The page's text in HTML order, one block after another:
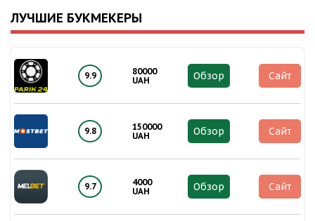
ЛУЧШИЕ БУКМЕКЕРЫ
9.9
80000
UAH
Обзор Сайт
9.8
150000
UAH
Обзор Сайт
9.7
4000
UAH
Обзор Сайт